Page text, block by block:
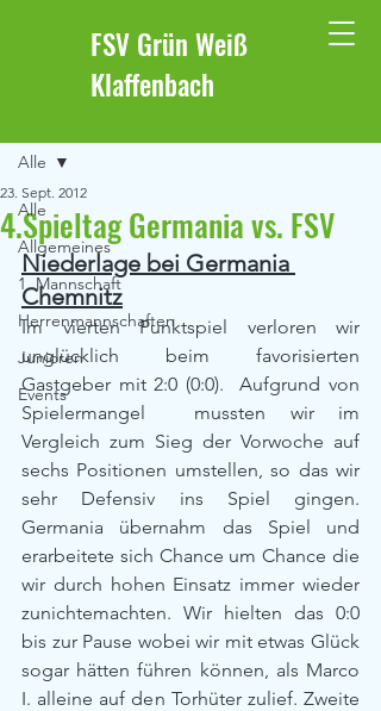
FSV Grün Weiß
Klaffenbach
Alle
Allgemeines
1. Mannschaft
Herrenmannschaften
Junioren
Events
Alle
4.Spieltag Germania vs. FSV
23. Sept. 2012
Niederlage bei Germania
Chemnitz
Im vierten Punktspiel verloren wir
unglücklich beim favorisierten
Gastgeber mit 2:0 (0:0).  Aufgrund von
Spielermangel  mussten wir im
Vergleich zum Sieg der Vorwoche auf
sechs Positionen umstellen, so das wir
sehr Defensiv ins Spiel gingen.
Germania übernahm das Spiel und
erarbeitete sich Chance um Chance die
wir durch hohen Einsatz immer wieder
zunichtemachten. Wir hielten das 0:0
bis zur Pause wobei wir mit etwas Glück
sogar hätten führen können, als Marco
I. alleine auf den Torhüter zulief. Zweite